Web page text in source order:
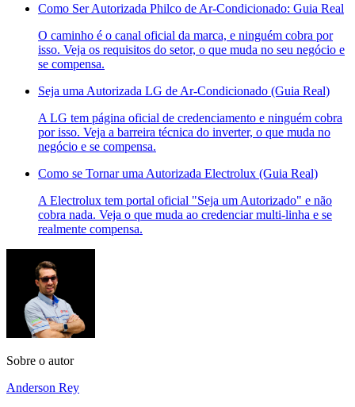
Como Ser Autorizada Philco de Ar-Condicionado: Guia Real
O caminho é o canal oficial da marca, e ninguém cobra por
isso. Veja os requisitos do setor, o que muda no seu negócio e
se compensa.
Seja uma Autorizada LG de Ar-Condicionado (Guia Real)
A LG tem página oficial de credenciamento e ninguém cobra
por isso. Veja a barreira técnica do inverter, o que muda no
negócio e se compensa.
Como se Tornar uma Autorizada Electrolux (Guia Real)
A Electrolux tem portal oficial "Seja um Autorizado" e não
cobra nada. Veja o que muda ao credenciar multi-linha e se
realmente compensa.
Sobre o autor
Anderson Rey